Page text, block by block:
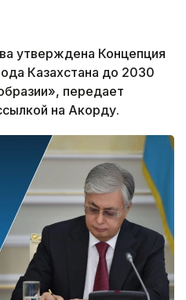
утверждена Концепция
Казахстана до 2030
передает
на Акорду.